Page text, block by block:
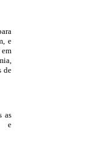
e
de
as
e